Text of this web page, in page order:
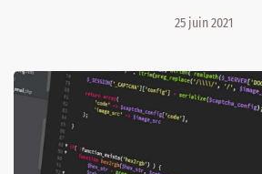
25 juin 2021